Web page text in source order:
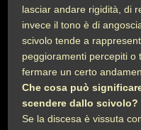
lasciar andare rigidità, di
invece il tono è di
scivolo tende a
peggioramenti percepiti o
fermare un certo
Che cosa può
scendere dallo scivolo?
Se la discesa è vissuta